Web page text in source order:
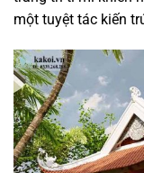
một tuyệt tác kiến